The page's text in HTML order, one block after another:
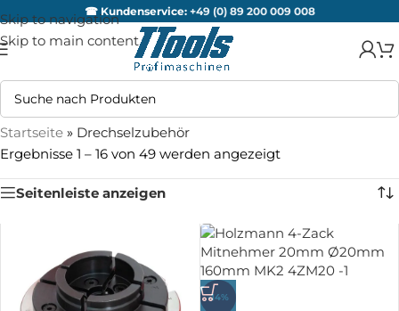
Skip to navigation
Skip to main content
☎ Kundenservice: +49 (0) 89 200 009 008
Startseite » Drechselzubehör
Ergebnisse 1 – 16 von 49 werden angezeigt
Seitenleiste anzeigen
-14%